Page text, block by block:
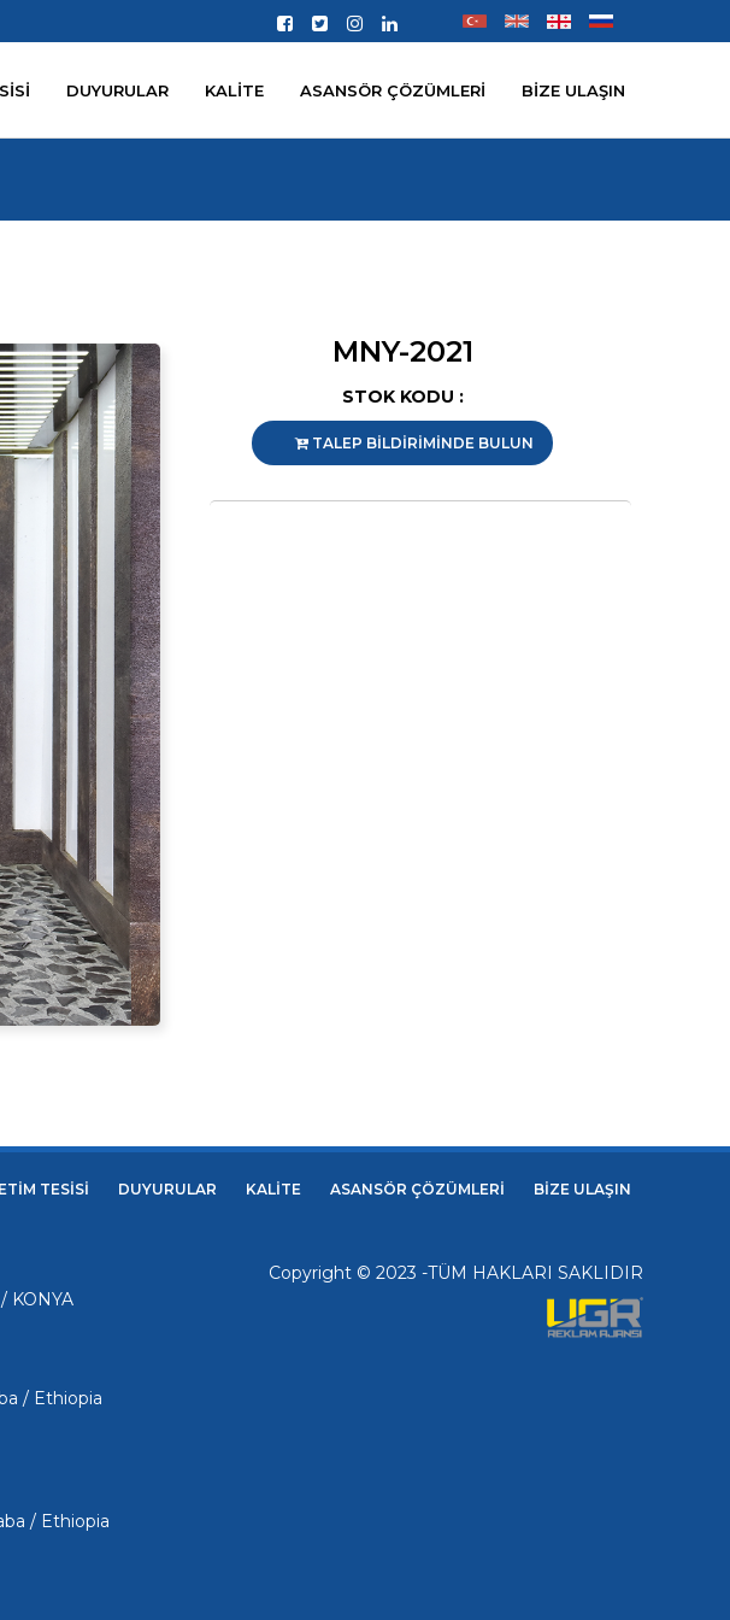
DUYURULAR KALİTE ASANSÖR ÇÖZÜMLERİ BİZE ULAŞIN
MNY-2021
STOK KODU :
TALEP BİLDİRİMİNDE BULUN
TESİSİ DUYURULAR KALİTE ASANSÖR ÇÖZÜMLERİ BİZE ULAŞIN
KONYA
/ Ethiopia
/ Ethiopia
Copyright © 2023 -TÜM HAKLARI SAKLIDIR